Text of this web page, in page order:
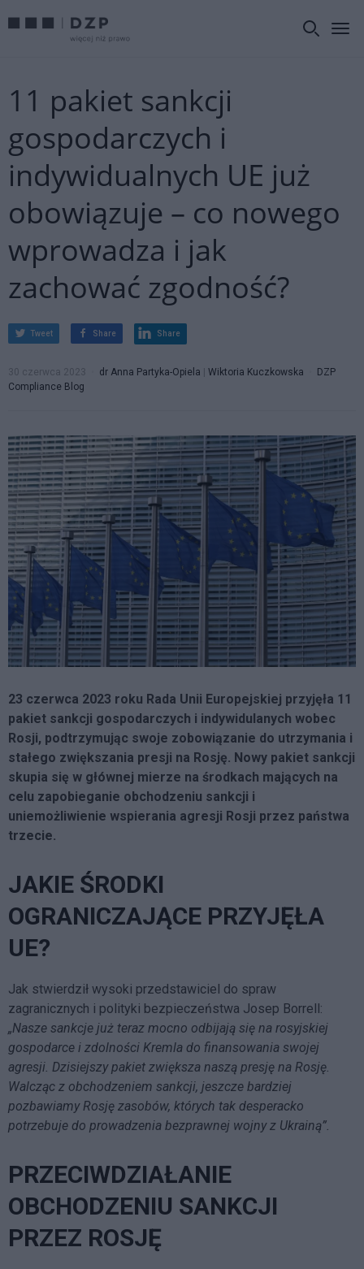
11 pakiet sankcji
gospodarczych i
indywidualnych UE już
obowiązuje – co nowego
wprowadza i jak
zachować zgodność?
Tweet Share Share
30 czerwca 2023 dr Anna Partyka-Opiela | Wiktoria Kuczkowska
DZP
Compliance Blog
23 czerwca 2023 roku Rada Unii Europejskiej przyjęła 11
pakiet sankcji gospodarczych i indywidulanych wobec
Rosji, podtrzymując swoje zobowiązanie do utrzymania i
stałego zwiększania presji na Rosję. Nowy pakiet sankcji
skupia się w głównej mierze na środkach mających na
celu zapobieganie obchodzeniu sankcji i
uniemożliwienie wspierania agresji Rosji przez państwa
trzecie.
JAKIE ŚRODKI
OGRANICZAJĄCE PRZYJĘŁA
UE?
Jak stwierdził wysoki przedstawiciel do spraw
zagranicznych i polityki bezpieczeństwa Josep Borrell:
„Nasze sankcje już teraz mocno odbijają się na rosyjskiej
gospodarce i zdolności Kremla do finansowania swojej
agresji. Dzisiejszy pakiet zwiększa naszą presję na Rosję.
Walcząc z obchodzeniem sankcji, jeszcze bardziej
pozbawiamy Rosję zasobów, których tak desperacko
potrzebuje do prowadzenia bezprawnej wojny z Ukrainą”.
PRZECIWDZIAŁANIE
OBCHODZENIU SANKCJI
PRZEZ ROSJĘ